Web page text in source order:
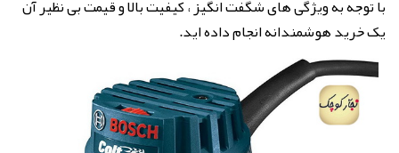
با توجه به ویژگی های شگفت انگیز ، کیفیت بالا و قیمت بی نظیر آن
یک خرید هوشمندانه انجام داده اید.